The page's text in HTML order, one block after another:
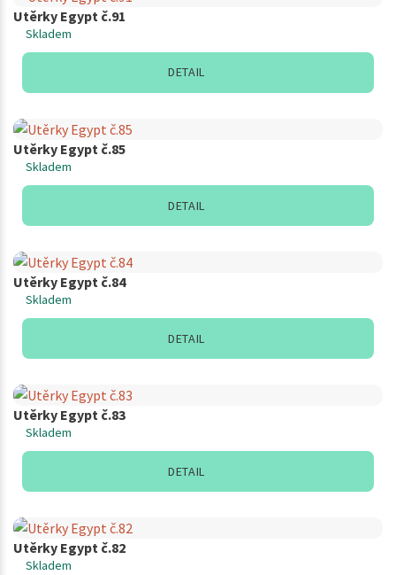
Utěrky Egypt č.91
Skladem
DETAIL
Utěrky Egypt č.85
Skladem
DETAIL
Utěrky Egypt č.84
Skladem
DETAIL
Utěrky Egypt č.83
Skladem
DETAIL
Utěrky Egypt č.82
Skladem